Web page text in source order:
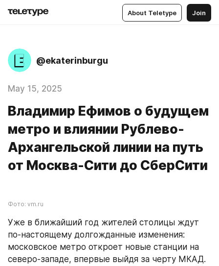
About Teletype Join
@ekaterinburgu
May 15, 2025
Владимир Ефимов о будущем
метро и влиянии Рублево-
Архангельской линии на путь
от Москва-Сити до СберСити
Фото: vm.ru
Уже в ближайший год жителей столицы ждут
по-настоящему долгожданные изменения:
московское метро откроет новые станции на
северо-западе, впервые выйдя за черту МКАД.